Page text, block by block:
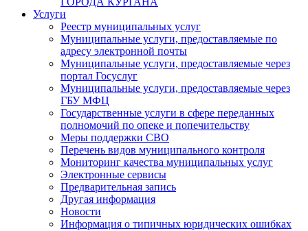
Услуги
Реестр муниципальных услуг
Муниципальные услуги, предоставляемые по
адресу электронной почты
Муниципальные услуги, предоставляемые через
портал Госуслуг
Муниципальные услуги, предоставляемые через
ГБУ МФЦ
Государственные услуги в сфере переданных
полномочий по опеке и попечительству
Меры поддержки СВО
Перечень видов муниципального контроля
Мониторинг качества муниципальных услуг
Электронные сервисы
Предварительная запись
Другая информация
Новости
Информация о типичных юридических ошибках